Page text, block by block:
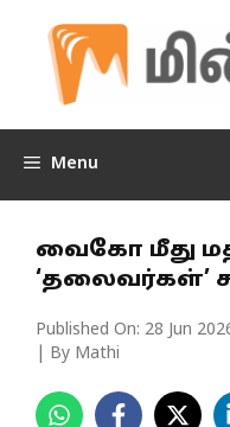
content
Menu
வைகோ மீது
‘தலைவர்கள்’
Published On: 28 Jun
| By Mathi